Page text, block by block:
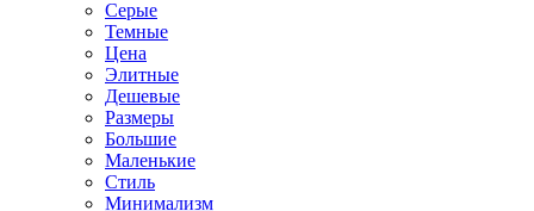
Серые
Темные
Цена
Элитные
Дешевые
Размеры
Большие
Маленькие
Стиль
Минимализм